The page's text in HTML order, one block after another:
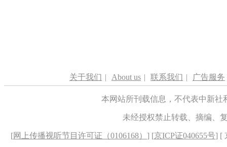
关于我们 | About us | 联系我们 | 广告服务
本网站所刊载信息，不代表中新
未经授权禁止转载、摘编、
[网上传播视听节目许可证（0106168） ] [京ICP证040655号] [